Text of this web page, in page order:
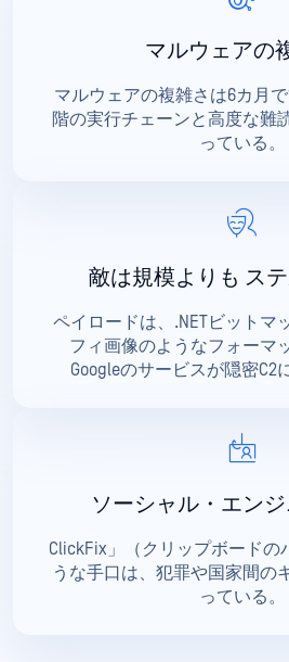
マルウェアの
マルウェアの複雑さは6カ月
階の実行チェーンと高度な難
っている。
敵は規模よりも ス
ペイロードは、.NETビットマ
フィ画像のようなフォーマ
Googleのサービスが隠密C2
ソーシャル・エン
ClickFix」（クリップボードの
うな手口は、犯罪や国家間の
っている。